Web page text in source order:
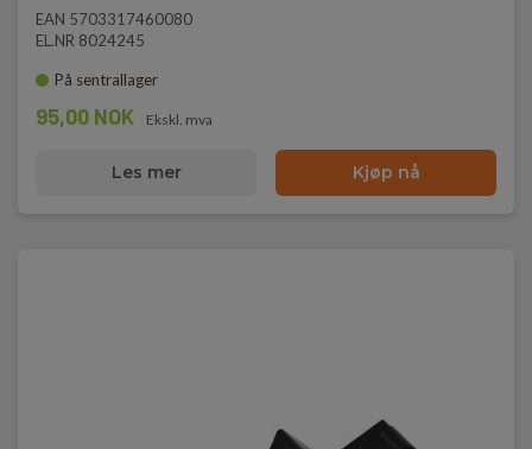
EAN 5703317460080
EL.NR 8024245
På sentrallager
95,00 NOK Ekskl. mva
Les mer Kjøp nå